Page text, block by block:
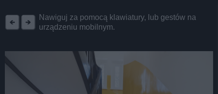
Nawiguj za pomocą klawiatury, lub gestów na
urządzeniu mobilnym.